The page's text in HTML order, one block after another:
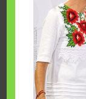
Fairmont
esfuerzos para